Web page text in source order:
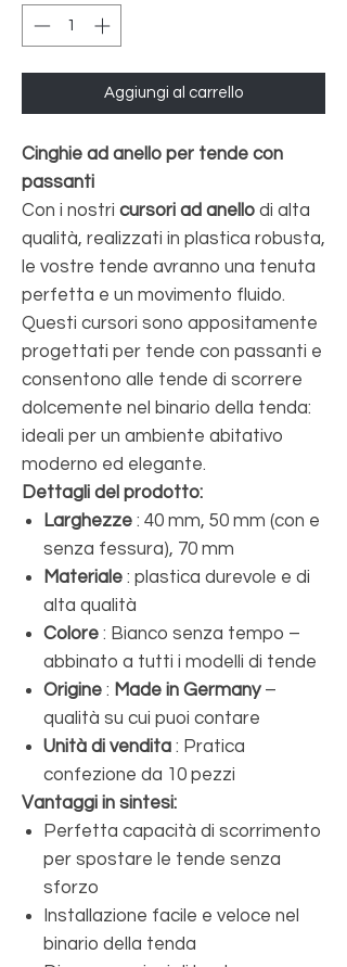
Aggiungi al carrello
Cinghie ad anello per tende con
passanti
Con i nostri cursori ad anello di alta
qualità, realizzati in plastica robusta,
le vostre tende avranno una tenuta
perfetta e un movimento fluido.
Questi cursori sono appositamente
progettati per tende con passanti e
consentono alle tende di scorrere
dolcemente nel binario della tenda:
ideali per un ambiente abitativo
moderno ed elegante.
Dettagli del prodotto:
Larghezze : 40 mm, 50 mm (con e
senza fessura), 70 mm
Materiale : plastica durevole e di
alta qualità
Colore : Bianco senza tempo –
abbinato a tutti i modelli di tende
Origine : Made in Germany–
qualità su cui puoi contare
Unità di vendita : Pratica
confezione da 10 pezzi
Vantaggi in sintesi:
Perfetta capacità di scorrimento
per spostare le tende senza
sforzo
Installazione facile e veloce nel
binario della tenda